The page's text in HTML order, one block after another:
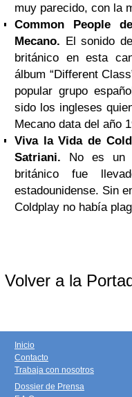
muy parecido, con la
Common People
Mecano. El sonido
británico en esta
álbum “Different
popular grupo
sido los ingleses
Mecano data del año
Viva la Vida de
Satriani. No es un
británico fue
estadounidense. Sin
Coldplay no había
Volver a la
Inicio
Contacto
Trabaja con nosotros
Dossier de Prensa